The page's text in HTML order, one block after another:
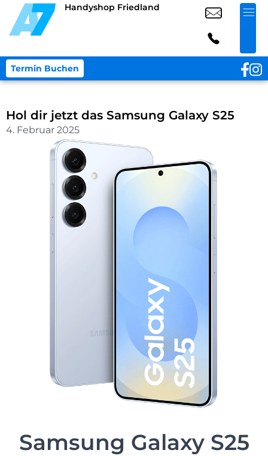
Handyshop Friedland
Termin Buchen
Hol dir jetzt das Samsung Galaxy S25
4. Februar 2025
Samsung Galaxy S25